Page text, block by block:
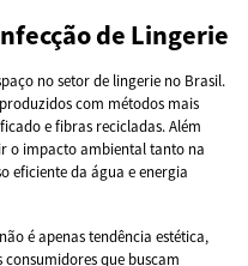
de Lingerie
no setor de lingerie no Brasil.
com métodos mais
e fibras recicladas. Além
o impacto ambiental tanto na
eficiente da água e energia
é apenas tendência estética,
que buscam